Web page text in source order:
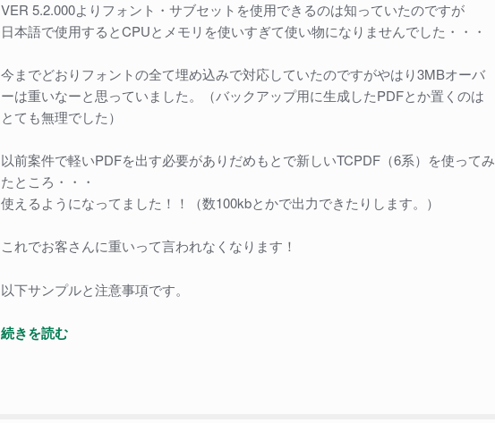
い
る
合
に、
入
文
字
を
更
く）
る
VER 5.2.000よりフォント・サブセットを使用できるのは知っていたのですが
日本語で使用するとCPUとメモリを使いすぎて使い物になりませんでした・・・
今までどおりフォントの全て埋め込みで対応していたのですがやはり3MBオーバ
ーは重いなーと思っていました。（バックアップ用に生成したPDFとか置くのは
とても無理でした）
以前案件で軽いPDFを出す必要がありだめもとで新しいTCPDF（6系）を使ってみ
たところ・・・
使えるようになってました！！（数100kbとかで出力できたりします。）
これでお客さんに重いって言われなくなります！
以下サンプルと注意事項です。
続きを読むTCPDF